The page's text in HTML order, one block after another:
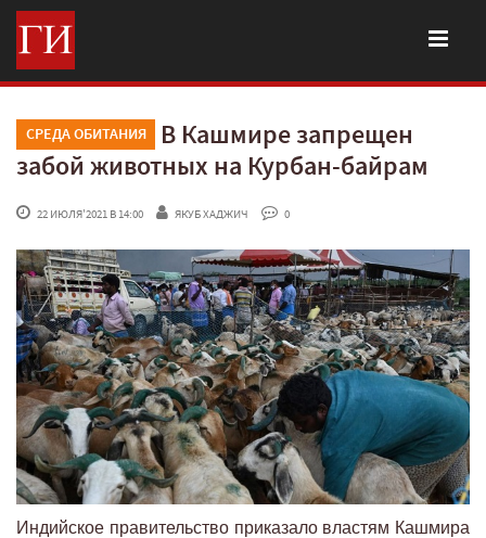
СРЕДА ОБИТАНИЯ
В Кашмире запрещен
забой животных на Курбан-байрам
22 ИЮЛЯ'2021 В 14:00 ЯКУБ ХАДЖИЧ 0
Индийское правительство приказало властям Кашмира